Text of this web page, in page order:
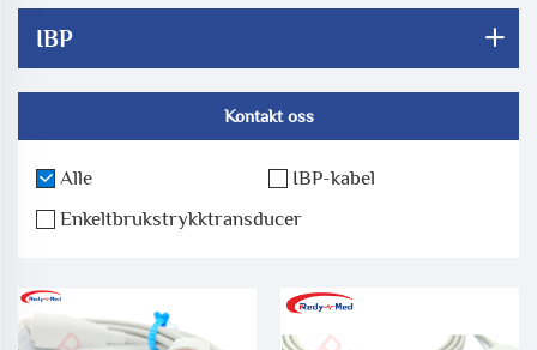
IBP
Kontakt oss
Alle
IBP-kabel
Enkeltbrukstrykktransducer